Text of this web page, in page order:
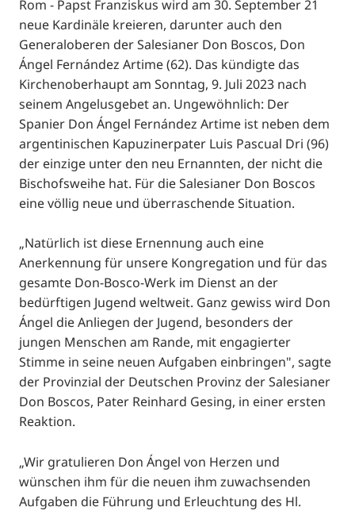
Rom - Papst Franziskus wird am 30. September 21
neue Kardinäle kreieren, darunter auch den
Generaloberen der Salesianer Don Boscos, Don
Ángel Fernández Artime (62). Das kündigte das
Kirchenoberhaupt am Sonntag, 9. Juli 2023 nach
seinem Angelusgebet an. Ungewöhnlich: Der
Spanier Don Ángel Fernández Artime ist neben dem
argentinischen Kapuzinerpater Luis Pascual Dri (96)
der einzige unter den neu Ernannten, der nicht die
Bischofsweihe hat. Für die Salesianer Don Boscos
eine völlig neue und überraschende Situation.
„Natürlich ist diese Ernennung auch eine
Anerkennung für unsere Kongregation und für das
gesamte Don-Bosco-Werk im Dienst an der
bedürftigen Jugend weltweit. Ganz gewiss wird Don
Ángel die Anliegen der Jugend, besonders der
jungen Menschen am Rande, mit engagierter
Stimme in seine neuen Aufgaben einbringen", sagte
der Provinzial der Deutschen Provinz der Salesianer
Don Boscos, Pater Reinhard Gesing, in einer ersten
Reaktion.
„Wir gratulieren Don Ángel von Herzen und
wünschen ihm für die neuen ihm zuwachsenden
Aufgaben die Führung und Erleuchtung des Hl.